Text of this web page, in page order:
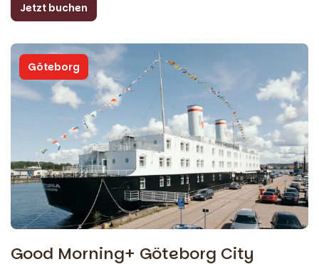
Jetzt buchen
Göteborg
Good Morning+ Göteborg City